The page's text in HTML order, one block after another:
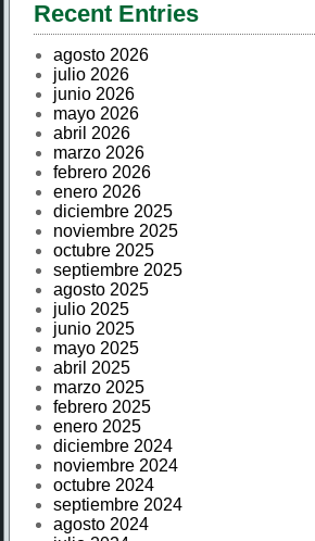
Recent Entries
agosto 2026
julio 2026
junio 2026
mayo 2026
abril 2026
marzo 2026
febrero 2026
enero 2026
diciembre 2025
noviembre 2025
octubre 2025
septiembre 2025
agosto 2025
julio 2025
junio 2025
mayo 2025
abril 2025
marzo 2025
febrero 2025
enero 2025
diciembre 2024
noviembre 2024
octubre 2024
septiembre 2024
agosto 2024